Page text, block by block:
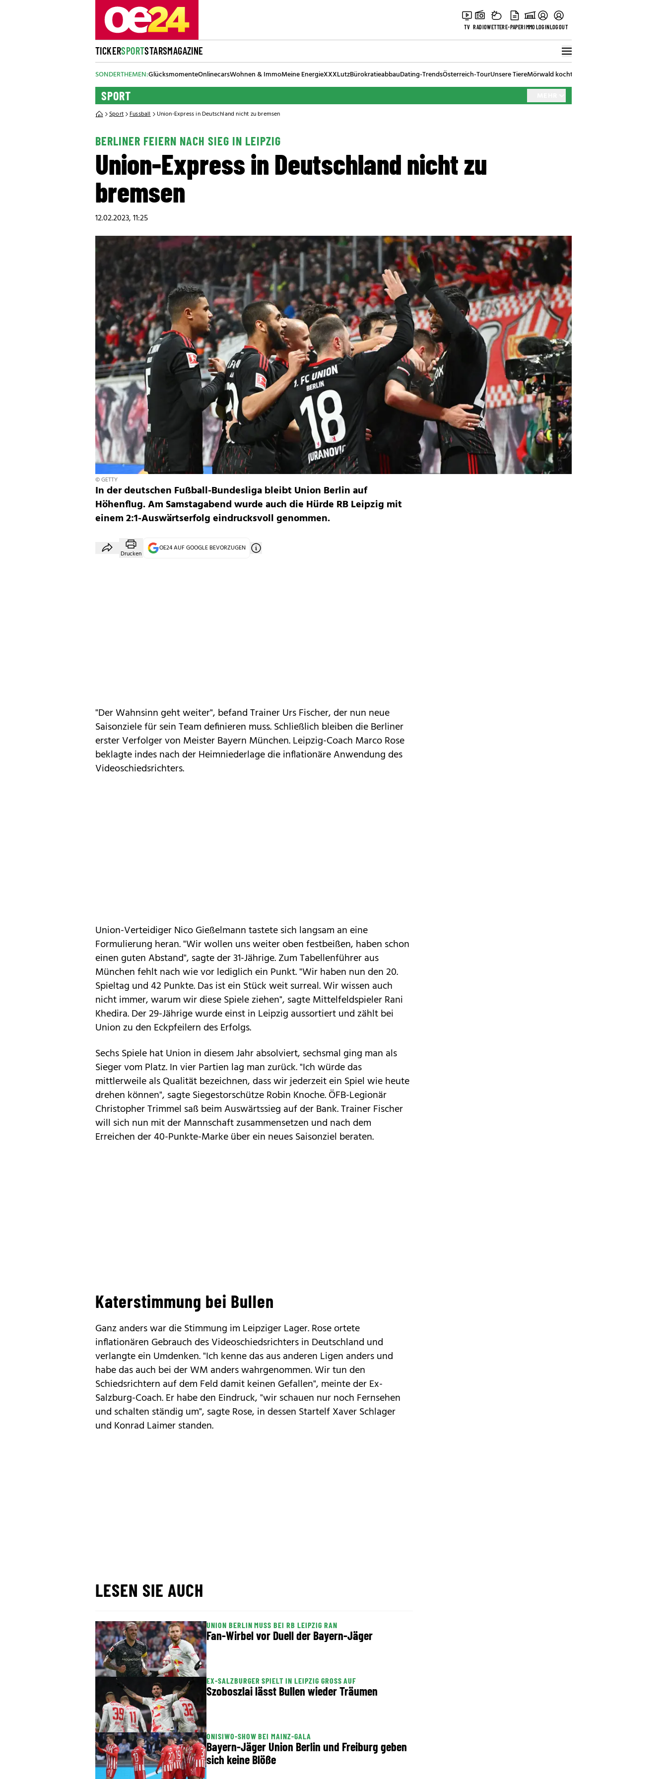
TV RADIOWETTERE-PAPERIMMOLOGINLOGOUT
TICKERSPORTSTARSMAGAZINE
SONDERTHEMEN:GlücksmomenteOnlinecarsWohnen & ImmoMeine EnergieXXXLutzBürokratieabbauDating-TrendsÖsterreich-TourUnsere TiereMörwald kocht
SPORT
Sport Fussball Union-Express in Deutschland nicht zu bremsen
BERLINER FEIERN NACH SIEG IN LEIPZIG
Union-Express in Deutschland nicht zu
bremsen
12.02.2023, 11:25
© GETTY
In der deutschen Fußball-Bundesliga bleibt Union Berlin auf
Höhenflug. Am Samstagabend wurde auch die Hürde RB Leipzig mit
einem 2:1-Auswärtserfolg eindrucksvoll genommen.
Drucken
OE24 AUF GOOGLE BEVORZUGEN
"Der Wahnsinn geht weiter", befand Trainer Urs Fischer, der nun neue
Saisonziele für sein Team definieren muss. Schließlich bleiben die Berliner
erster Verfolger von Meister Bayern München. Leipzig-Coach Marco Rose
beklagte indes nach der Heimniederlage die inflationäre Anwendung des
Videoschiedsrichters.
Union-Verteidiger Nico Gießelmann tastete sich langsam an eine
Formulierung heran. "Wir wollen uns weiter oben festbeißen, haben schon
einen guten Abstand", sagte der 31-Jährige. Zum Tabellenführer aus
München fehlt nach wie vor lediglich ein Punkt. "Wir haben nun den 20.
Spieltag und 42 Punkte. Das ist ein Stück weit surreal. Wir wissen auch
nicht immer, warum wir diese Spiele ziehen", sagte Mittelfeldspieler Rani
Khedira. Der 29-Jährige wurde einst in Leipzig aussortiert und zählt bei
Union zu den Eckpfeilern des Erfolgs.
Sechs Spiele hat Union in diesem Jahr absolviert, sechsmal ging man als
Sieger vom Platz. In vier Partien lag man zurück. "Ich würde das
mittlerweile als Qualität bezeichnen, dass wir jederzeit ein Spiel wie heute
drehen können", sagte Siegestorschütze Robin Knoche. ÖFB-Legionär
Christopher Trimmel saß beim Auswärtssieg auf der Bank. Trainer Fischer
will sich nun mit der Mannschaft zusammensetzen und nach dem
Erreichen der 40-Punkte-Marke über ein neues Saisonziel beraten.
Katerstimmung bei Bullen
Ganz anders war die Stimmung im Leipziger Lager. Rose ortete
inflationären Gebrauch des Videoschiedsrichters in Deutschland und
verlangte ein Umdenken. "Ich kenne das aus anderen Ligen anders und
habe das auch bei der WM anders wahrgenommen. Wir tun den
Schiedsrichtern auf dem Feld damit keinen Gefallen", meinte der Ex-
Salzburg-Coach. Er habe den Eindruck, "wir schauen nur noch Fernsehen
und schalten ständig um", sagte Rose, in dessen Startelf Xaver Schlager
und Konrad Laimer standen.
LESEN SIE AUCH
UNION BERLIN MUSS BEI RB LEIPZIG RAN
Fan-Wirbel vor Duell der Bayern-Jäger
EX-SALZBURGER SPIELT IN LEIPZIG GROSS AUF
Szoboszlai lässt Bullen wieder Träumen
ONISIWO-SHOW BEI MAINZ-GALA
Bayern-Jäger Union Berlin und Freiburg geben
sich keine Blöße